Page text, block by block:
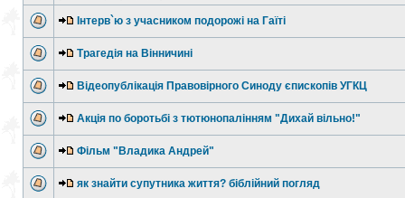
Інтерв`ю з учасником подорожі на Гаїті
Трагедія на Вінничині
Відеопублікація Правовірного Синоду єпископів УГКЦ
Акція по боротьбі з тютюнопалінням "Дихай вільно!"
Фільм "Владика Андрей"
як знайти супутника життя? біблійний погляд